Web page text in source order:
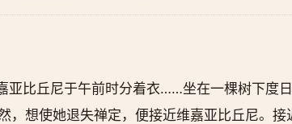
亚比丘尼于午前时分着衣……坐在一棵树下度
，想使她退失禅定，便接近维嘉亚比丘尼。接